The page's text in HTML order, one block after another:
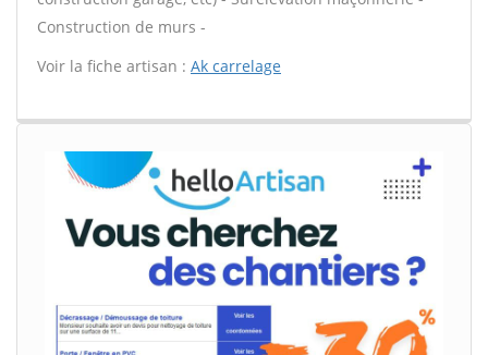
Construction de murs -
Voir la fiche artisan : Ak carrelage